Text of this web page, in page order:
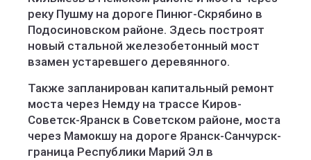
реку Пушму на дороге Пинюг-Скрябино в
Подосиновском районе. Здесь построят
новый стальной железобетонный мост
взамен устаревшего деревянного.
Также запланирован капитальный ремонт
моста через Немду на трассе Киров-
Советск-Яранск в Советском районе, моста
через Мамокшу на дороге Яранск-Санчурск-
граница Республики Марий Эл в